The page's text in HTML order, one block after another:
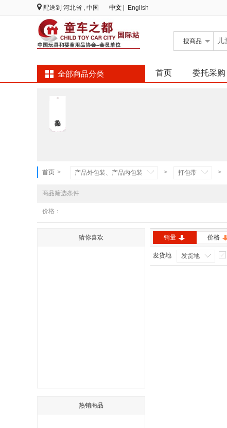
配送到 河北省 , 中国 中文 English
搜商品
全部商品分类 首页 委托采购
首页 > 产品外包装、产品内包装 > 打包带 >
商品筛选条件
价格：
猜你喜欢
热销商品
销量 价格
发货地 发货地